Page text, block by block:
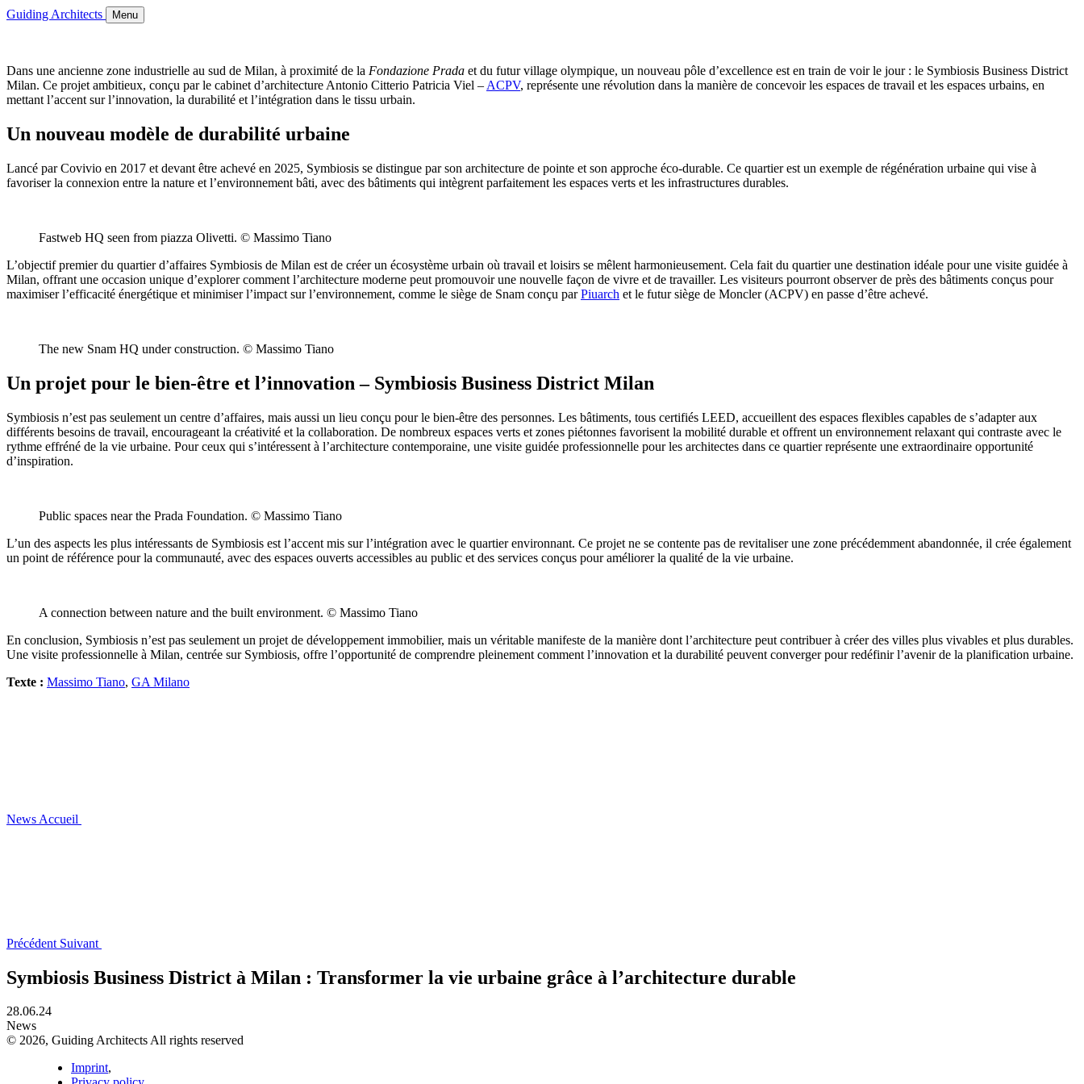
Guiding Architects Menu
Dans une ancienne zone industrielle au sud de Milan, à proximité de la Fondazione Prada et du futur village olympique, un nouveau pôle d’excellence est en train de voir le jour : le Symbiosis Business District
Milan. Ce projet ambitieux, conçu par le cabinet d’architecture Antonio Citterio Patricia Viel – ACPV, représente une révolution dans la manière de concevoir les espaces de travail et les espaces urbains, en
mettant l’accent sur l’innovation, la durabilité et l’intégration dans le tissu urbain.
Un nouveau modèle de durabilité urbaine
Lancé par Covivio en 2017 et devant être achevé en 2025, Symbiosis se distingue par son architecture de pointe et son approche éco-durable. Ce quartier est un exemple de régénération urbaine qui vise à
favoriser la connexion entre la nature et l’environnement bâti, avec des bâtiments qui intègrent parfaitement les espaces verts et les infrastructures durables.
Fastweb HQ seen from piazza Olivetti. © Massimo Tiano
L’objectif premier du quartier d’affaires Symbiosis de Milan est de créer un écosystème urbain où travail et loisirs se mêlent harmonieusement. Cela fait du quartier une destination idéale pour une visite guidée à
Milan, offrant une occasion unique d’explorer comment l’architecture moderne peut promouvoir une nouvelle façon de vivre et de travailler. Les visiteurs pourront observer de près des bâtiments conçus pour
maximiser l’efficacité énergétique et minimiser l’impact sur l’environnement, comme le siège de Snam conçu parPiuarch et le futur siège de Moncler (ACPV) en passe d’être achevé.
The new Snam HQ under construction. © Massimo Tiano
Un projet pour le bien-être et l’innovation – Symbiosis Business District Milan
Symbiosis n’est pas seulement un centre d’affaires, mais aussi un lieu conçu pour le bien-être des personnes. Les bâtiments, tous certifiés LEED, accueillent des espaces flexibles capables de s’adapter aux
différents besoins de travail, encourageant la créativité et la collaboration. De nombreux espaces verts et zones piétonnes favorisent la mobilité durable et offrent un environnement relaxant qui contraste avec le
rythme effréné de la vie urbaine. Pour ceux qui s’intéressent à l’architecture contemporaine, une visite guidée professionnelle pour les architectes dans ce quartier représente une extraordinaire opportunité
d’inspiration.
Public spaces near the Prada Foundation. © Massimo Tiano
L’un des aspects les plus intéressants de Symbiosis est l’accent mis sur l’intégration avec le quartier environnant. Ce projet ne se contente pas de revitaliser une zone précédemment abandonnée, il crée également
un point de référence pour la communauté, avec des espaces ouverts accessibles au public et des services conçus pour améliorer la qualité de la vie urbaine.
A connection between nature and the built environment. © Massimo Tiano
En conclusion, Symbiosis n’est pas seulement un projet de développement immobilier, mais un véritable manifeste de la manière dont l’architecture peut contribuer à créer des villes plus vivables et plus durables.
Une visite professionnelle à Milan, centrée sur Symbiosis, offre l’opportunité de comprendre pleinement comment l’innovation et la durabilité peuvent converger pour redéfinir l’avenir de la planification urbaine.
Texte : Massimo Tiano, GA Milano
News Accueil
Précédent Suivant
Symbiosis Business District à Milan : Transformer la vie urbaine grâce à l’architecture durable
28.06.24
News
© 2026, Guiding Architects All rights reserved
Imprint,